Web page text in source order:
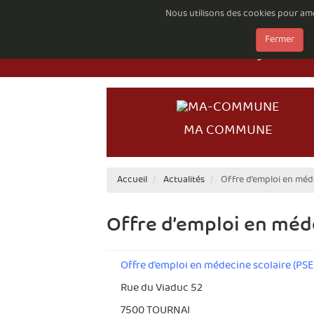
Nous utilisons des cookies pour
Fermer
Emploi à la
Documents à
Règlements
MA COMMUNE
Accueil Actualités Offre d’emploi en
Offre d’emploi en
Offre d’emploi en médecine scolaire
Rue du Viaduc 52
7500 TOURNAI